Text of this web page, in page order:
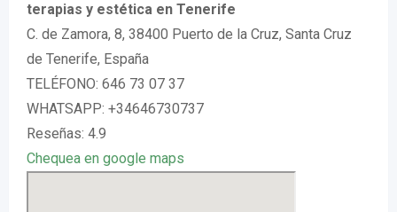
terapias y estética en Tenerife
C. de Zamora, 8, 38400 Puerto de la Cruz, Santa Cruz
de Tenerife, España
TELÉFONO: 646 73 07 37
WHATSAPP: +34646730737
Reseñas: 4.9
Chequea en google maps